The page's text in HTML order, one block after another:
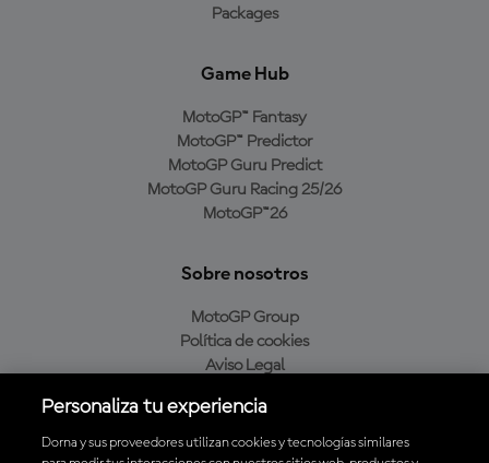
Packages
Game Hub
MotoGP™ Fantasy
MotoGP™ Predictor
MotoGP Guru Predict
MotoGP Guru Racing 25/26
MotoGP™26
Sobre nosotros
MotoGP Group
Política de cookies
Aviso Legal
Política de compra
Personaliza tu experiencia
Dorna y sus proveedores utilizan cookies y tecnologías similares